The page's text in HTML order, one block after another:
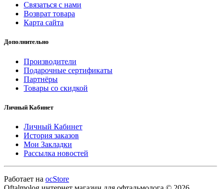
Связаться с нами
Возврат товара
Карта сайта
Дополнительно
Производители
Подарочные сертификаты
Партнёры
Товары со скидкой
Личный Кабинет
Личный Кабинет
История заказов
Мои Закладки
Рассылка новостей
Работает на ocStore